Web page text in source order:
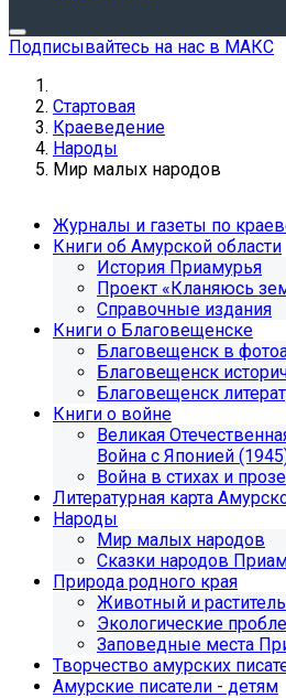
Подписывайтесь на нас в МАКС
Стартовая
Краеведение
Народы
Мир малых народов
Журналы и газеты по
Книги об Амурской области
История Приамурья
Проект «Кланяюсь
Справочные издания
Книги о Благовещенске
Благовещенск в
Благовещенск
Благовещенск
Книги о войне
Великая
Война с Японией
Война в стихах и прозе
Литературная карта
Народы
Мир малых народов
Сказки народов
Природа родного края
Животный и
Экологические
Заповедные места
Творчество амурских
Амурские писатели - детям